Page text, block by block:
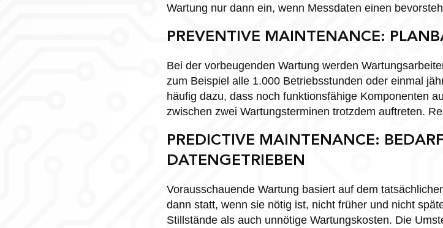
Wartung nur dann ein, wenn Messdaten einen
PREVENTIVE MAINTENANCE:
Bei der vorbeugenden Wartung werden
zum Beispiel alle 1.000 Betriebsstunden oder einmal
häufig dazu, dass noch funktionsfähige Komponenten
zwischen zwei Wartungsterminen trotzdem auftreten.
PREDICTIVE MAINTENANCE:
DATENGETRIEBEN
Vorausschauende Wartung basiert auf dem
dann statt, wenn sie nötig ist, nicht früher und nicht
Stillstände als auch unnötige Wartungskosten. Die